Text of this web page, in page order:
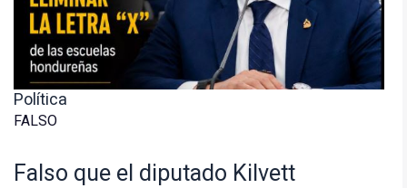
Política
FALSO
Falso que el diputado Kilvett